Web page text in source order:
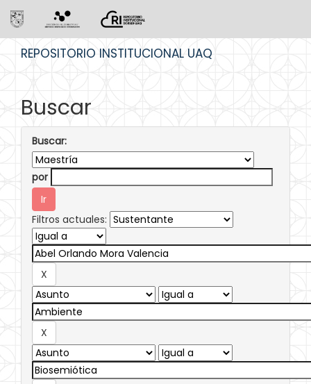
REPOSITORIO INSTITUCIONAL UAQ
Buscar
Buscar:
por
Filtros actuales: